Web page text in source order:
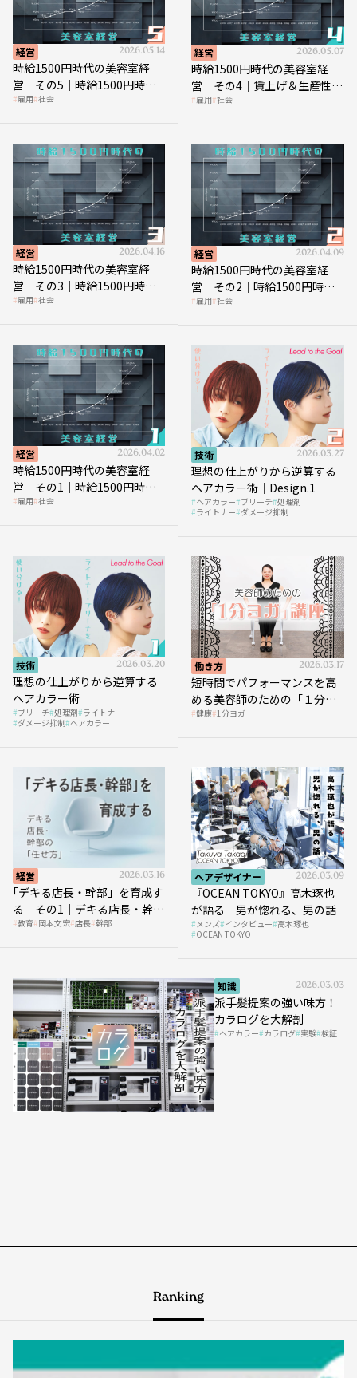
経営 2026.05.14
時給1500円時代の美容室経
営 その5｜時給1500円時代
の到来は美容業の収益構造を
雇用 社会
経営 2026.05.07
時給1500円時代の美容室経
営 その4｜賃上げ＆生産性向
上につなげる賢い助成金活用
雇用 社会
経営 2026.04.16
時給1500円時代の美容室経
営 その3｜時給1500円時
代、美容業はどのような影響
雇用 社会
経営 2026.04.09
時給1500円時代の美容室経
営 その2｜時給1500円時代
に支払う給与はいくらなのか
雇用 社会
経営 2026.04.02
時給1500円時代の美容室経
営 その1｜時給1500円時代
へ向かう社会的背景
雇用 社会
技術 2026.03.27
理想の仕上がりから逆算する
ヘアカラー術｜Design.1
ヘアカラー ブリーチ 処理剤
ライトナー ダメージ抑制
技術 2026.03.20
理想の仕上がりから逆算する
ヘアカラー術
ブリーチ 処理剤 ライトナー
ダメージ抑制 ヘアカラー
働き方 2026.03.17
短時間でパフォーマンスを高
める美容師のための「１分ヨ
ガ」講座｜実践編
健康 1分ヨガ
経営 2026.03.16
｢デキる店長・幹部」を育成す
る その1｜デキる店長・幹部
の「任せ方」
教育 岡本文宏 店長 幹部
ヘアデザイナー 2026.03.09
『OCEAN TOKYO』高木琢也
が語る 男が惚れる、男の話
メンズ インタビュー 高木琢也
OCEAN TOKYO
知識 2026.03.03
派手髪提案の強い味方！
カラログを大解剖
ヘアカラー カラログ 実験 検証
Ranking